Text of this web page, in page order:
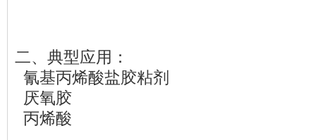
二、典型应用：
氰基丙烯酸盐胶粘剂
厌氧胶
丙烯酸